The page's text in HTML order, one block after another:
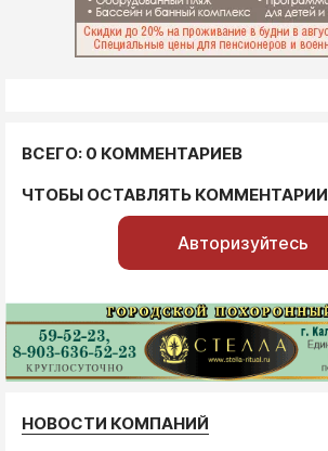
ВСЕГО: 0 КОММЕНТАРИЕВ
ЧТОБЫ ОСТАВЛЯТЬ КОММЕНТАРИИ
Авторизуйтесь
НОВОСТИ КОМПАНИЙ